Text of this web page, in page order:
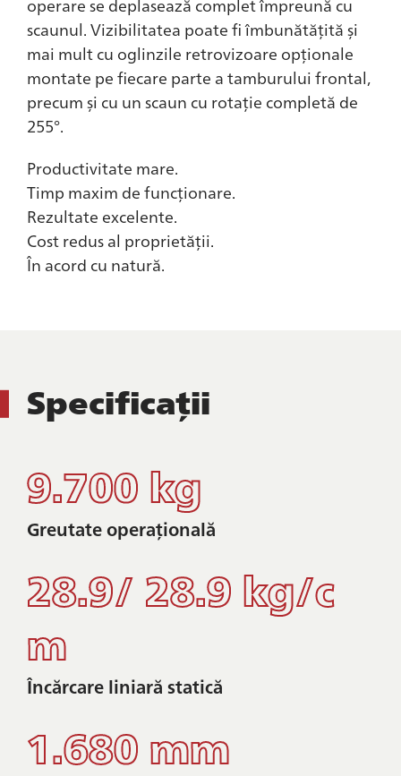
operare se deplasează complet împreună cu
scaunul. Vizibilitatea poate fi îmbunătățită și
mai mult cu oglinzile retrovizoare opționale
montate pe fiecare parte a tamburului frontal,
precum și cu un scaun cu rotație completă de
255°.
Productivitate mare.
Timp maxim de funcționare.
Rezultate excelente.
Cost redus al proprietății.
În acord cu natură.
Specificații
9.700 kg
Greutate operațională
28.9/ 28.9 kg/c
m
Încărcare liniară statică
1.680 mm